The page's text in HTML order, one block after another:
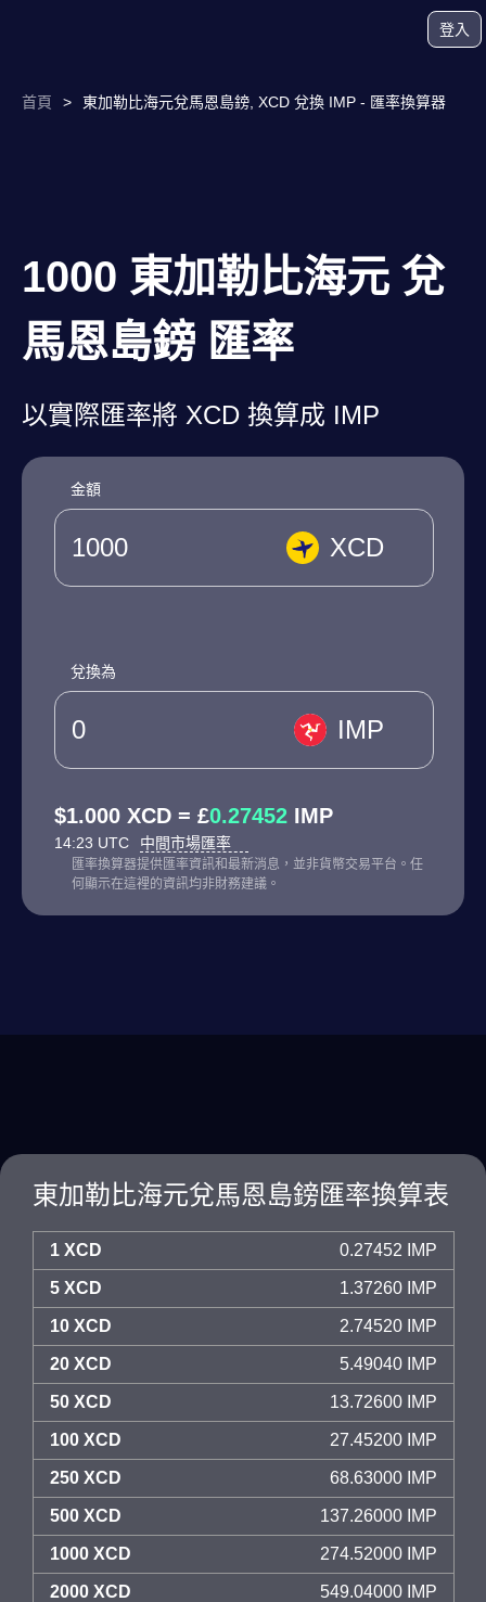
登入
首頁 > 東加勒比海元兌馬恩島鎊, XCD 兌換 IMP - 匯率換算器
1000 東加勒比海元 兌
馬恩島鎊 匯率
以實際匯率將 XCD 換算成 IMP
金額
XCD
兌換為
IMP
$1.000 XCD = £0.27452 IMP
14:23 UTC 中間市場匯率
匯率換算器提供匯率資訊和最新消息，並非貨幣交易平台。任
何顯示在這裡的資訊均非財務建議。
東加勒比海元兌馬恩島鎊匯率換算表
1 XCD 0.27452 IMP
5 XCD 1.37260 IMP
10 XCD 2.74520 IMP
20 XCD 5.49040 IMP
50 XCD 13.72600 IMP
100 XCD 27.45200 IMP
250 XCD 68.63000 IMP
500 XCD 137.26000 IMP
1000 XCD 274.52000 IMP
2000 XCD 549.04000 IMP